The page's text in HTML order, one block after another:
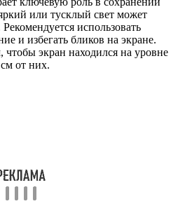
или тусклый свет может
использовать
и избегать бликов на экране.
чтобы экран находился на уровне
от них.